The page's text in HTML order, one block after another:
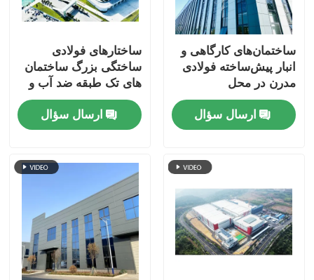
ساختمان‌های کارگاهی و
انبار پیش‌ساخته فولادی
مدرن در محل
ارسال سؤال
ساختارهای فولادی
ساختگی بزرگ ساختمان
های تک طبقه ضد آب و
هوا
ارسال سؤال